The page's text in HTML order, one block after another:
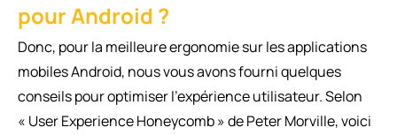
pour Android ?
Donc, pour la meilleure ergonomie sur les applications
mobiles Android, nous vous avons fourni quelques
conseils pour optimiser l’expérience utilisateur. Selon
« User Experience Honeycomb » de Peter Morville, voici